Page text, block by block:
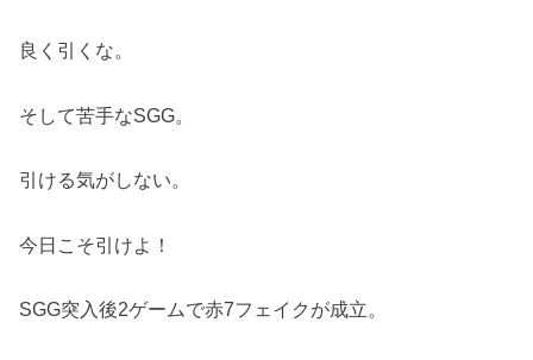
良く引くな。
そして苦手なSGG。
引ける気がしない。
今日こそ引けよ！
SGG突入後2ゲームで赤7フェイクが成立。